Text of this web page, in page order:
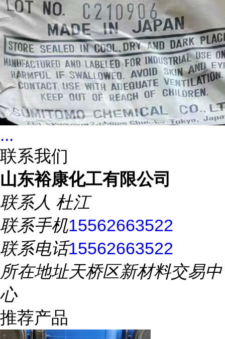
...
联系我们
山东裕康化工有限公司
联系人 杜江
联系手机15562663522
联系电话15562663522
所在地址天桥区新材料交易中
心
推荐产品